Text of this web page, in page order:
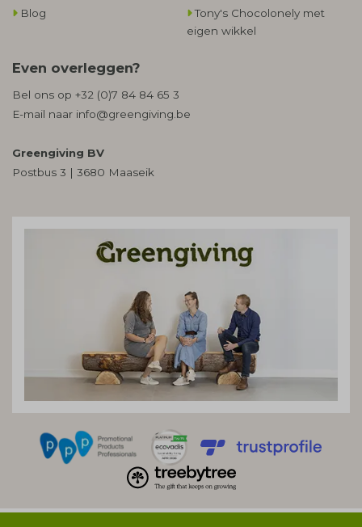
Blog
Tony's Chocolonely met
eigen wikkel
Even overleggen?
Bel ons op +32 (0)7 84 84 65 3
E-mail naar info@greengiving.be
Greengiving BV
Postbus 3 | 3680 Maaseik